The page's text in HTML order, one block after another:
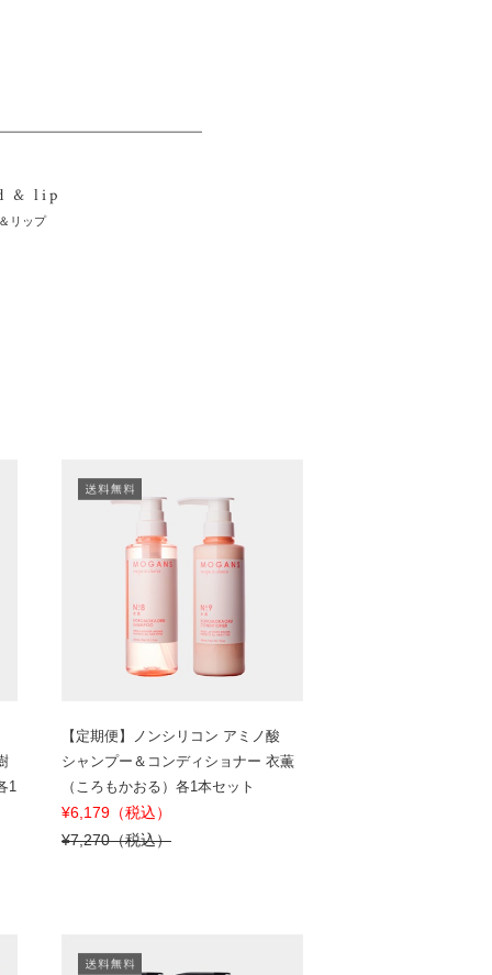
& lip
リップ
1
【定期便】ノンシリコン アミノ酸
シャンプー＆コンディショナー 衣薫
（ころもかおる）各1本セット
¥6,179（税込）
¥7,270（税込）